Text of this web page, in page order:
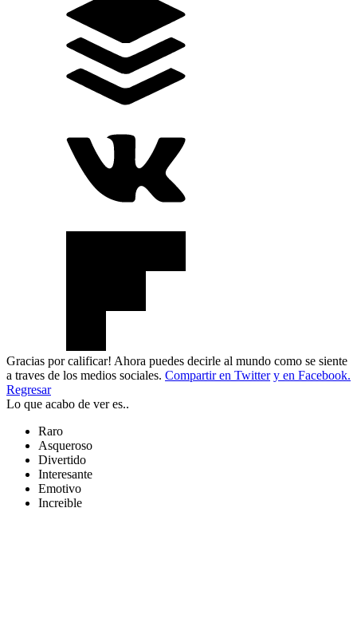
Gracias por calificar! Ahora puedes decirle al mundo como se siente
a traves de los medios sociales. Compartir en Twitter y en Facebook.
Regresar
Lo que acabo de ver es..
Raro
Asqueroso
Divertido
Interesante
Emotivo
Increible